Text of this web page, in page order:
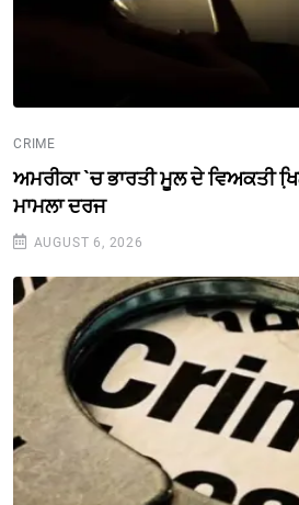
CRIME
ਅਮਰੀਕਾ `ਚ ਭਾਰਤੀ ਮੂਲ ਦੇ ਵਿਅਕਤੀ
ਮਾਮਲਾ ਦਰਜ
AUGUST 6, 2026